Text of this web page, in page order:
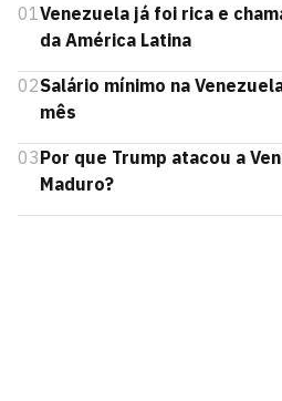
01Venezuela já foi rica e
da América Latina
02Salário mínimo na
mês
03Por que Trump atacou a
Maduro?